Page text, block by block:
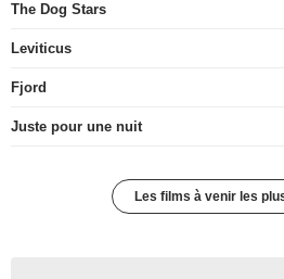
The Dog Stars
Leviticus
Fjord
Juste pour une nuit
Les films à venir les